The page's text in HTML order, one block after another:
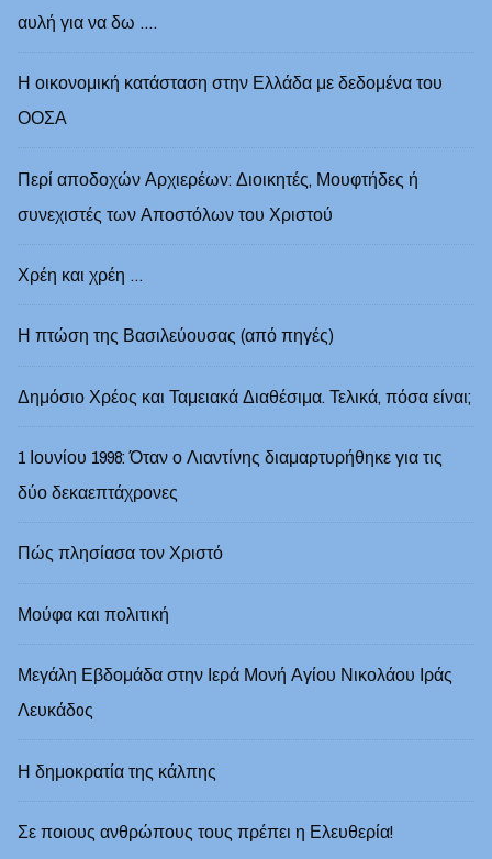
αυλή για να δω ….
Η οικονομική κατάσταση στην Ελλάδα με δεδομένα του
ΟΟΣΑ
Περί αποδοχών Αρχιερέων: Διοικητές, Μουφτήδες ή
συνεχιστές των Αποστόλων του Χριστού
Χρέη και χρέη …
Η πτώση της Βασιλεύουσας (από πηγές)
Δημόσιο Χρέος και Ταμειακά Διαθέσιμα. Τελικά, πόσα είναι;
1 Ιουνίου 1998: Όταν ο Λιαντίνης διαμαρτυρήθηκε για τις
δύο δεκαεπτάχρονες
Πώς πλησίασα τον Χριστό
Μούφα και πολιτική
Μεγάλη Εβδομάδα στην Ιερά Μονή Αγίου Νικολάου Ιράς
Λευκάδoς
Η δημοκρατία της κάλπης
Σε ποιους ανθρώπους τους πρέπει η Ελευθερία!